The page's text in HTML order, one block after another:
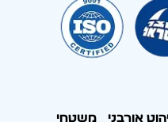
אורבני
משטחי